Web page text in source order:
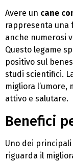
Avere un cane
rappresenta una
anche numerosi
Questo legame
positivo sul
studi scientifici.
migliora
attivo e salutare.
Benefici
Uno dei
riguarda il